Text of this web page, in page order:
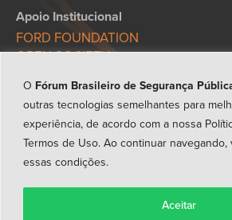
O Fórum Brasileiro de Segurança
outras tecnologias semelhantes para
experiência, de acordo com a nossa
Termos de Uso. Ao continuar
essas condições.
Aceitar
Apoio Institucional
FORD FOUNDATION
OPEN SOCIETY
FUNDAÇÃO JOSÉ LUIZ EGYDIO
FÓRUM BRASILEIRO DESEGURANÇA
TRANSPARÊNCIA
CARTA DE PRINCÍPIOS
POLÍTICA DE PRIVACIDADE